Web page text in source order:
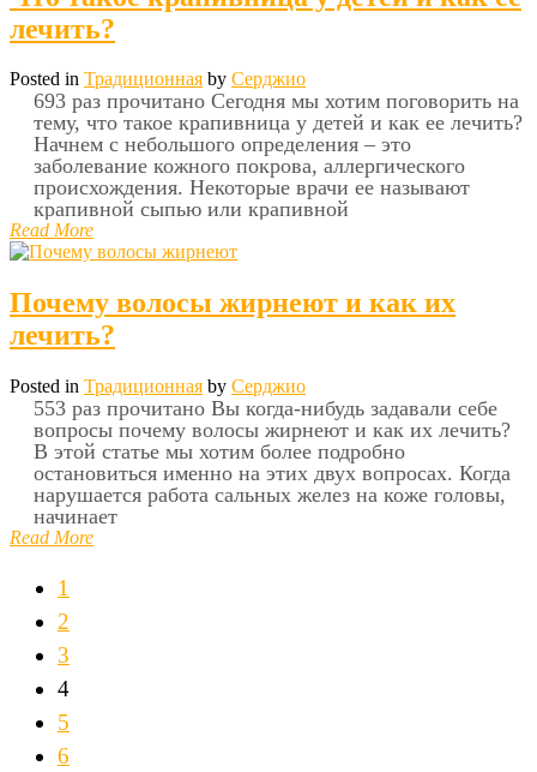
лечить?
Posted in Традиционная by Серджио
693 раз прочитано Сегодня мы хотим поговорить на
тему, что такое крапивница у детей и как ее лечить?
Начнем с небольшого определения – это
заболевание кожного покрова, аллергического
происхождения. Некоторые врачи ее называют
крапивной сыпью или крапивной
Read More
Почему волосы жирнеют и как их
лечить?
Posted in Традиционная by Серджио
553 раз прочитано Вы когда-нибудь задавали себе
вопросы почему волосы жирнеют и как их лечить?
В этой статье мы хотим более подробно
остановиться именно на этих двух вопросах. Когда
нарушается работа сальных желез на коже головы,
начинает
Read More
1
2
3
4
5
6